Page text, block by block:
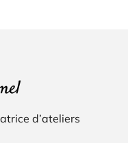
d’ateliers